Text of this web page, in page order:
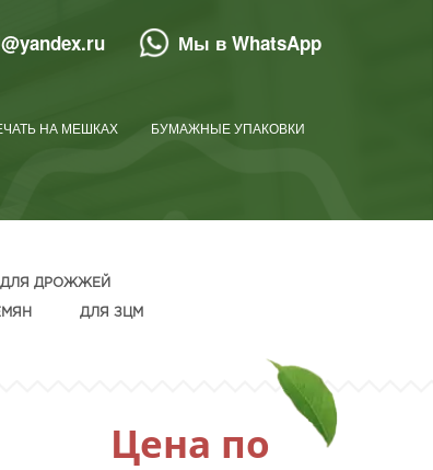
Мы в WhatsApp
НА МЕШКАХ БУМАЖНЫЕ УПАКОВКИ
ДЛЯ ДРОЖЖЕЙ
ДЛЯ ЗЦМ
Цена по